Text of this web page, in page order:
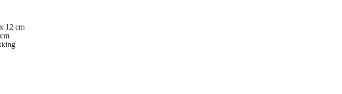
12 cm